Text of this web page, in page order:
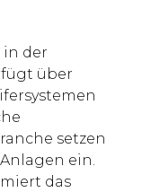
in der
über
setzen
ein.
das